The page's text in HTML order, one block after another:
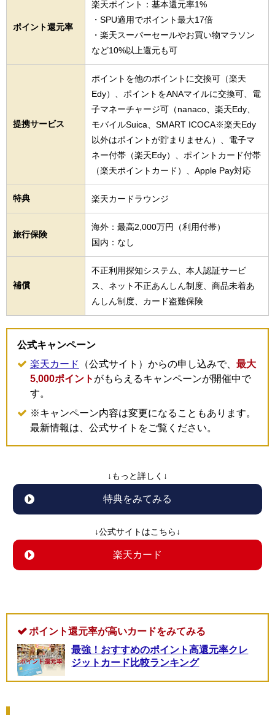
ポイント還元率
楽天ポイント：基本還元率1%
・SPU適用でポイント最大17倍
・楽天スーパーセールやお買い物マラソン
など10%以上還元も可
提携サービス
ポイントを他のポイントに交換可（楽天
Edy）、ポイントをANAマイルに交換可、電
子マネーチャージ可（nanaco、楽天Edy、
モバイルSuica、SMART ICOCA※楽天Edy
以外はポイントが貯まりません）、電子マ
ネー付帯（楽天Edy）、ポイントカード付帯
（楽天ポイントカード）、Apple Pay対応
特典 楽天カードラウンジ
旅行保険
海外：最高2,000万円（利用付帯）
国内：なし
補償
不正利用探知システム、本人認証サービ
ス、ネット不正あんしん制度、商品未着あ
んしん制度、カード盗難保険
公式キャンペーン
楽天カード
（公式サイト）からの申し込みで、 最大
5,000ポイント がもらえるキャンペーンが開催中で
す。
※キャンペーン内容は変更になることもあります。
最新情報は、公式サイトをご覧ください。
↓もっと詳しく↓
特典をみてみる
↓公式サイトはこちら↓
楽天カード
ポイント還元率が高いカードをみてみる
最強！おすすめのポイント高還元率クレ
ジットカード比較ランキング